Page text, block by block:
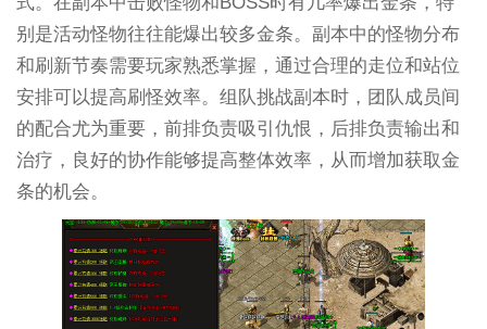
别是活动怪物往往能爆出较多金条。副本中的怪物分布
和刷新节奏需要玩家熟悉掌握，通过合理的走位和站位
安排可以提高刷怪效率。组队挑战副本时，团队成员间
的配合尤为重要，前排负责吸引仇恨，后排负责输出和
治疗，良好的协作能够提高整体效率，从而增加获取金
条的机会。